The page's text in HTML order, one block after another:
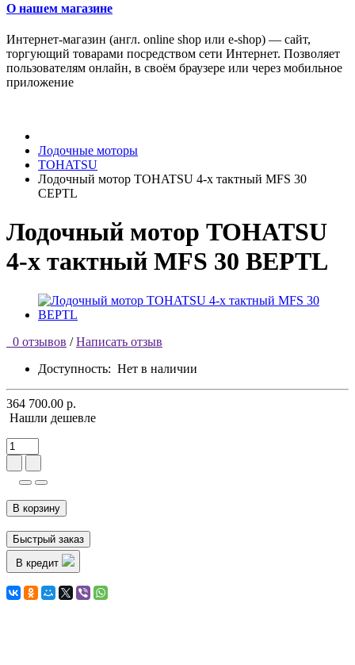
О нашем магазине
Интернет-магазин (англ. online shop или e-shop) — сайт,
торгующий товарами посредством сети Интернет. Позволяет
пользователям онлайн, в своём браузере или через мобильное
приложение
Лодочные моторы
TOHATSU
Лодочный мотор TOHATSU 4-х тактный MFS 30
CEPTL
Лодочный мотор TOHATSU
4-х тактный MFS 30 BEPTL
0 отзывов / Написать отзыв
Доступность: Нет в наличии
364 700.00 р.
Нашли дешевле
В корзину
Быстрый заказ
В кредит